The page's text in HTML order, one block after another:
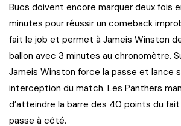
Bucs doivent encore marquer deux fois
minutes pour réussir un comeback
fait le job et permet à Jameis Winston
ballon avec 3 minutes au chronomètre.
Jameis Winston force la passe et lance
interception du match. Les Panthers
d’atteindre la barre des 40 points du fait
passe à côté.